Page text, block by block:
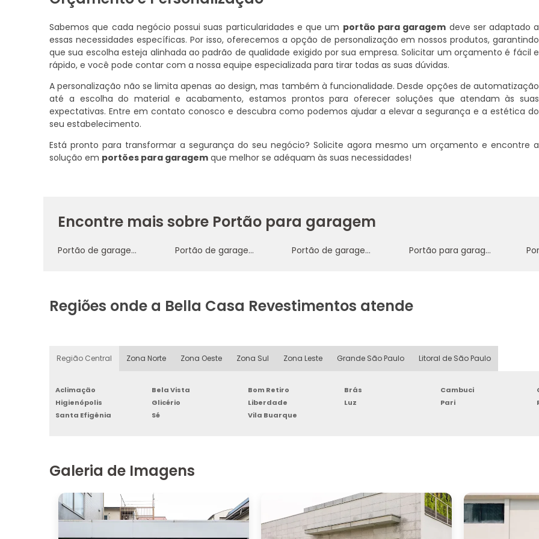
Sabemos que cada negócio possui suas particularidades e que um portão para garagem deve ser adaptado a
essas necessidades específicas. Por isso, oferecemos a opção de personalização em nossos produtos, garantindo
que sua escolha esteja alinhada ao padrão de qualidade exigido por sua empresa. Solicitar um orçamento é fácil e
rápido, e você pode contar com a nossa equipe especializada para tirar todas as suas dúvidas.
A personalização não se limita apenas ao design, mas também à funcionalidade. Desde opções de automatização
até a escolha do material e acabamento, estamos prontos para oferecer soluções que atendam às suas
expectativas. Entre em contato conosco e descubra como podemos ajudar a elevar a segurança e a estética do
seu estabelecimento.
Está pronto para transformar a segurança do seu negócio? Solicite agora mesmo um orçamento e encontre a
solução em portões para garagem que melhor se adéquam às suas necessidades!
Encontre mais sobre Portão para garagem
Portão de garagem automático Portão de garagem com controle remoto Portão de garagem de alumínio Portão para garagem
Regiões onde a Bella Casa Revestimentos atende
Região Central Zona Norte Zona Oeste Zona Sul Zona Leste Grande São Paulo Litoral de São Paulo
Aclimação Bela Vista Bom Retiro Brás Cambuci
Higienópolis
Glicério Liberdade Luz Pari
Santa Efigênia
Sé Vila Buarque
Galeria de Imagens